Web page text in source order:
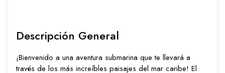
Descripción General
¡Bienvenido a una aventura submarina que te llevará a
través de los más increíbles paisajes del mar caribe! El